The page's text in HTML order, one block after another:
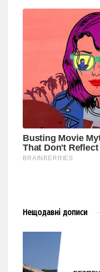
Нещодавні дописи